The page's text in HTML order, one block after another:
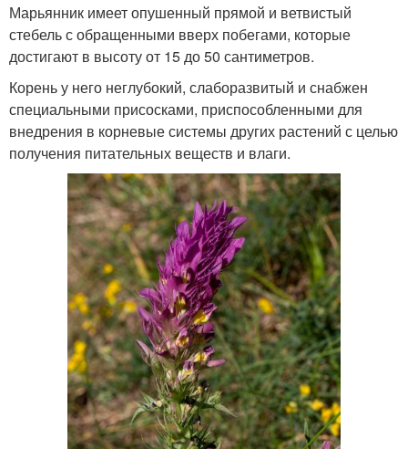
Марьянник имеет опушенный прямой и ветвистый
стебель с обращенными вверх побегами, которые
достигают в высоту от 15 до 50 сантиметров.
Корень у него неглубокий, слаборазвитый и снабжен
специальными присосками, приспособленными для
внедрения в корневые системы других растений с целью
получения питательных веществ и влаги.